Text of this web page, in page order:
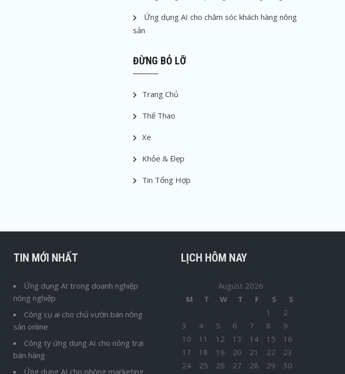
Ứng dụng AI cho chăm sóc khách hàng nông
sản
ĐỪNG BỎ LỠ
Trang Chủ
Thể Thao
Xe
Khỏe & Đẹp
Tin Tổng Hợp
TIN MỚI NHẤT
Ứng dụng AI trong doanh nghiệp
nông nghiệp
Công cụ ai cho chủ vườn bán nông
sản online
Công ty ứng dụng AI cho nông trại
bán hàng
Ứng dụng AI cho phòng marketing
LỊCH HÔM NAY
August 2026
M
T W T F S
S
1
2
3
4 5 6 7 8
9
10
11 12 13 14 15
16
17
18 19 20 21 22
23
24
25 26 27 28 29
30